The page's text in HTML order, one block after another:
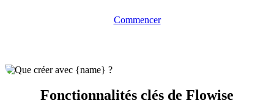
Commencer
Fonctionnalités clés de Flowise